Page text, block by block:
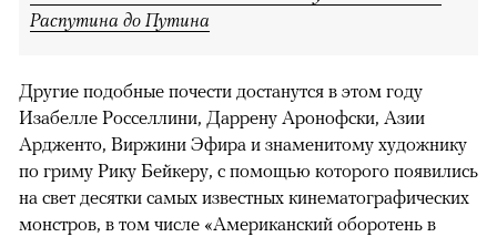
Распутина до Путина
Другие подобные почести достанутся в этом году
Изабелле Росселлини, Даррену Аронофски, Азии
Ардженто, Виржини Эфира и знаменитому художнику
по гриму Рику Бейкеру, с помощью которого появились
на свет десятки самых известных кинематографических
монстров, в том числе «Американский оборотень в